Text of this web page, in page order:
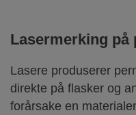
Lasermerking på
Lasere produserer
direkte på flasker og
forårsake en